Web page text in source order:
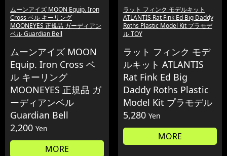
ムーンアイズ MOON Equip. Iron
Cross ベル キーリング
MOONEYES 正規品 ガーディアン
ベル Guardian Bell
ムーンアイズ MOON
Equip. Iron Cross ベ
ル キーリング
MOONEYES 正規品 ガ
ーディアンベル
Guardian Bell
2,200 Yen
MORE
ラット フィンク モデルキット
ATLANTIS Rat Fink Ed Big Daddy
Roths Plastic Model Kit プラモデ
ル TOY
ラット フィンク モデ
ルキット ATLANTIS
Rat Fink Ed Big
Daddy Roths Plastic
Model Kit プラモデル
5,280 Yen
MORE